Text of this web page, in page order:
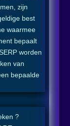
zijn
best
waarmee
bepaalt
worden
van
bepaalde
?